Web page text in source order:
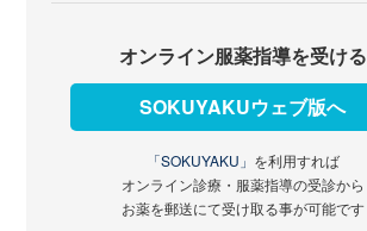
オンライン服薬指導を受ける
SOKUYAKUウェブ版へ
「SOKUYAKU」 を利用すれば
オンライン診療・服薬指導の受診から
お薬を郵送にて受け取る事が可能です